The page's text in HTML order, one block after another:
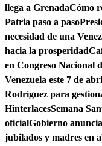
llega a GrenadaCómo
Patria paso a paso
necesidad de una
hacia la prosperidad
en Congreso Nacional
Venezuela este 7 de
Rodríguez para
HinterlacesSemana
oficialGobierno
jubilados y madres en